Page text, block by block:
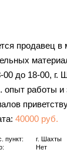
продавец в
00 до 18-00, г.
опыт работы и
40000 руб.
пункт: г.
Шахты
Нет